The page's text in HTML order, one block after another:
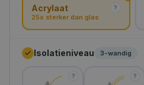
rond-130
rond-160
rond-180
rond-200
Acrylaat ?
25x sterker dan glas
Isolatieniveau 3-wandig
? ?